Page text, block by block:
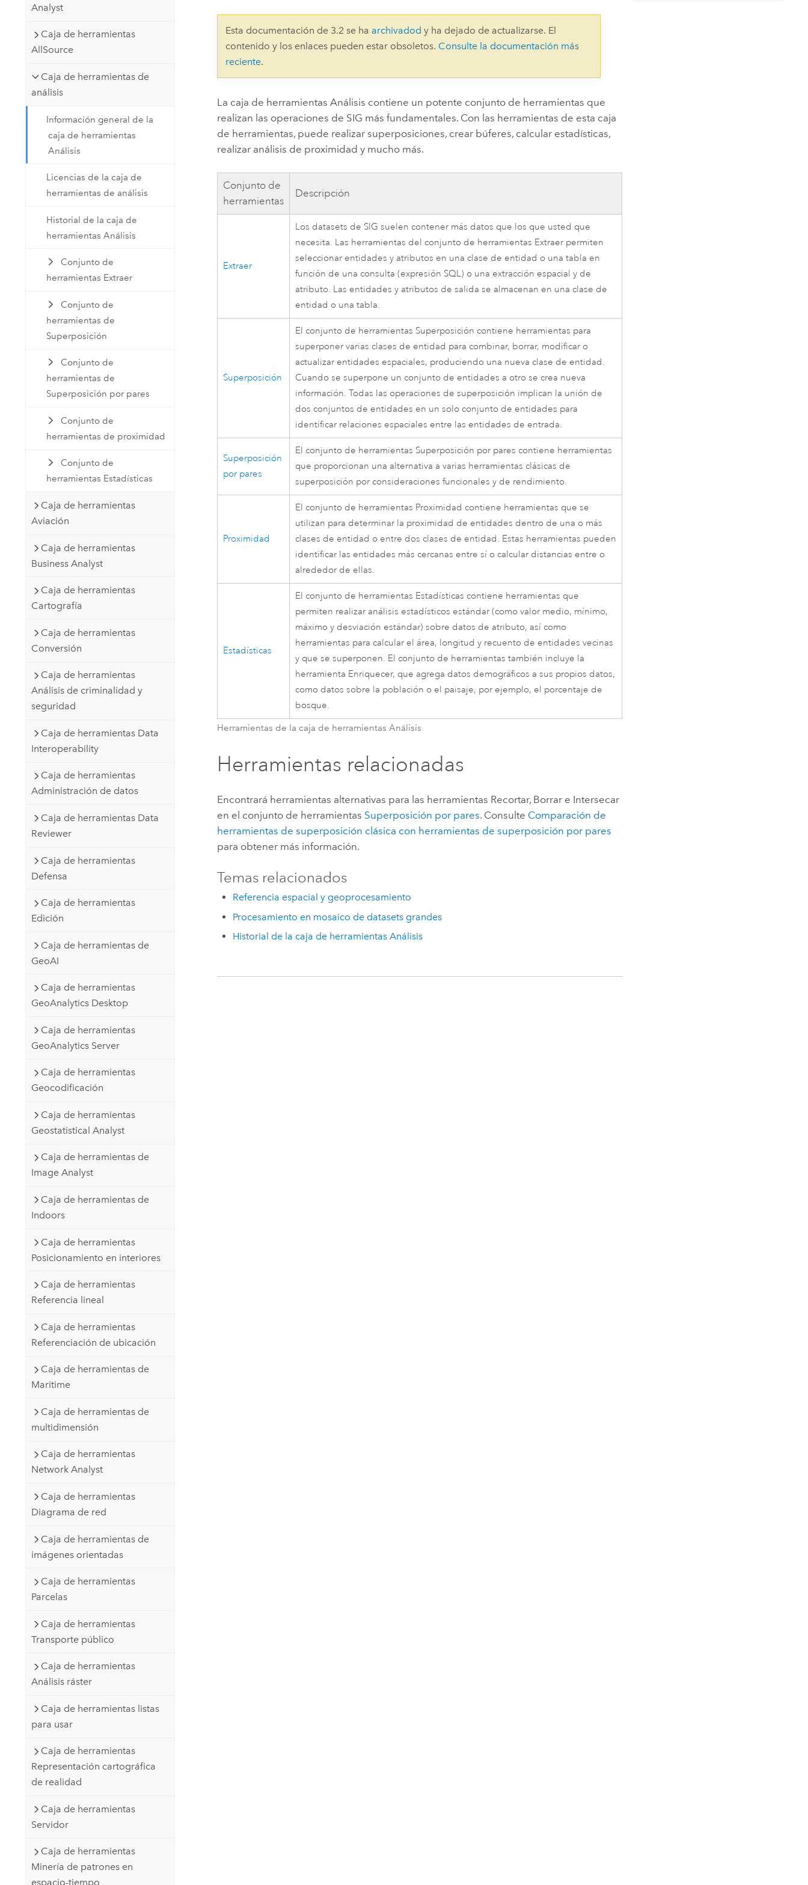
Crear aplicaciones de
Todas las historias
Analyst
Caja de herramientas
AllSource
Caja de herramientas de
análisis
Información general de la
caja de herramientas
Análisis
Licencias de la caja de
herramientas de análisis
Historial de la caja de
herramientas Análisis
Conjunto de
herramientas Extraer
Conjunto de
herramientas de
Superposición
Conjunto de
herramientas de
Superposición por pares
Conjunto de
herramientas de proximidad
Conjunto de
herramientas Estadísticas
Caja de herramientas
Aviación
Caja de herramientas
Business Analyst
Caja de herramientas
Cartografía
Caja de herramientas
Conversión
Caja de herramientas
Análisis de criminalidad y
seguridad
Caja de herramientas Data
Interoperability
Caja de herramientas
Administración de datos
Caja de herramientas Data
Reviewer
Caja de herramientas
Defensa
Caja de herramientas
Edición
Caja de herramientas de
GeoAI
Caja de herramientas
GeoAnalytics Desktop
Caja de herramientas
GeoAnalytics Server
Caja de herramientas
Geocodificación
Caja de herramientas
Geostatistical Analyst
Caja de herramientas de
Image Analyst
Caja de herramientas de
Indoors
Caja de herramientas
Posicionamiento en interiores
Caja de herramientas
Referencia lineal
Caja de herramientas
Referenciación de ubicación
Caja de herramientas de
Maritime
Caja de herramientas de
multidimensión
Caja de herramientas
Network Analyst
Caja de herramientas
Diagrama de red
Caja de herramientas de
imágenes orientadas
Caja de herramientas
Parcelas
Caja de herramientas
Transporte público
Caja de herramientas
Análisis ráster
Caja de herramientas listas
para usar
Caja de herramientas
Representación cartográfica
de realidad
Caja de herramientas
Servidor
Caja de herramientas
Minería de patrones en
espacio-tiempo
Esta documentación de 3.2 se ha archivadod y ha dejado de actualizarse. El
contenido y los enlaces pueden estar obsoletos. Consulte la documentación más
reciente.
La caja de herramientas Análisis contiene un potente conjunto de herramientas que
realizan las operaciones de SIG más fundamentales. Con las herramientas de esta caja
de herramientas, puede realizar superposiciones, crear búferes, calcular estadísticas,
realizar análisis de proximidad y mucho más.
Conjunto de
herramientas
Descripción
Extraer
Los datasets de SIG suelen contener más datos que los que usted que
necesita. Las herramientas del conjunto de herramientas Extraer permiten
seleccionar entidades y atributos en una clase de entidad o una tabla en
función de una consulta (expresión SQL) o una extracción espacial y de
atributo. Las entidades y atributos de salida se almacenan en una clase de
entidad o una tabla.
Superposición
El conjunto de herramientas Superposición contiene herramientas para
superponer varias clases de entidad para combinar, borrar, modificar o
actualizar entidades espaciales, produciendo una nueva clase de entidad.
Cuando se superpone un conjunto de entidades a otro se crea nueva
información. Todas las operaciones de superposición implican la unión de
dos conjuntos de entidades en un solo conjunto de entidades para
identificar relaciones espaciales entre las entidades de entrada.
Superposición
por pares
El conjunto de herramientas Superposición por pares contiene herramientas
que proporcionan una alternativa a varias herramientas clásicas de
superposición por consideraciones funcionales y de rendimiento.
Proximidad
El conjunto de herramientas Proximidad contiene herramientas que se
utilizan para determinar la proximidad de entidades dentro de una o más
clases de entidad o entre dos clases de entidad. Estas herramientas pueden
identificar las entidades más cercanas entre sí o calcular distancias entre o
alrededor de ellas.
Estadísticas
El conjunto de herramientas Estadísticas contiene herramientas que
permiten realizar análisis estadísticos estándar (como valor medio, mínimo,
máximo y desviación estándar) sobre datos de atributo, así como
herramientas para calcular el área, longitud y recuento de entidades vecinas
y que se superponen. El conjunto de herramientas también incluye la
herramienta Enriquecer, que agrega datos demográficos a sus propios datos,
como datos sobre la población o el paisaje, por ejemplo, el porcentaje de
bosque.
Herramientas de la caja de herramientas Análisis
Herramientas relacionadas
Encontrará herramientas alternativas para las herramientas Recortar, Borrar e Intersecar
en el conjunto de herramientas Superposición por pares. Consulte Comparación de
herramientas de superposición clásica con herramientas de superposición por pares
para obtener más información.
Temas relacionados
Referencia espacial y geoprocesamiento
Procesamiento en mosaico de datasets grandes
Historial de la caja de herramientas Análisis